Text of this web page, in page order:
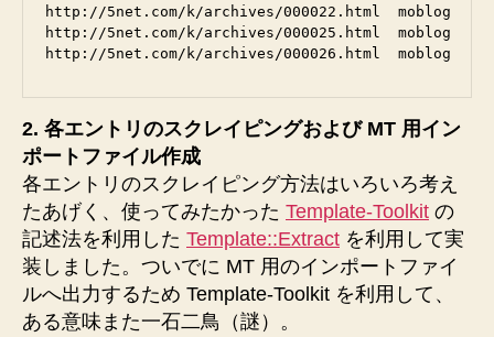
http://5net.com/k/archives/000022.html  moblog
http://5net.com/k/archives/000025.html  moblog
2. 各エントリのスクレイピングおよび MT 用イン
ポートファイル作成
各エントリのスクレイピング方法はいろいろ考え
たあげく、使ってみたかった Template-Toolkit の
記述法を利用した Template::Extract を利用して実
装しました。ついでに MT 用のインポートファイ
ルへ出力するため Template-Toolkit を利用して、
ある意味また一石二鳥（謎）。